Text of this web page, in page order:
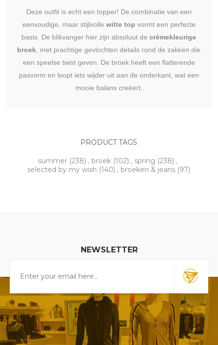
Deze outfit is echt een topper! De combinatie van een
eenvoudige, maar stijlvolle witte top vormt een perfecte
basis. De blikvanger hier zijn absoluut decrèmekleurige
broek , met prachtige gevlochten details rond de zakken die
een speelse twist geven. De broek heeft een flatterende
pasvorm en loopt iets wijder uit aan de onderkant, wat een
mooie balans creëert.
PRODUCT TAGS
summer (238) , broek (102) , spring (238) ,
selected by my wish (140) , broeken & jeans (97)
NEWSLETTER